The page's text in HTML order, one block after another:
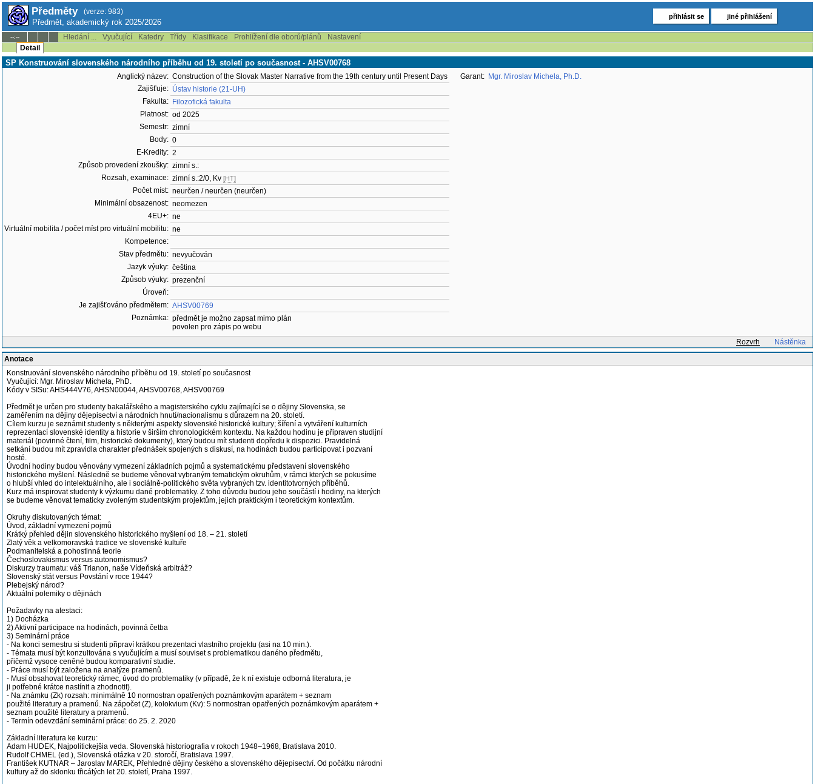
Předměty (verze: 983)
Předmět, akademický rok 2025/2026
přihlásit se jiné přihlášení
--:-- Hledání ... Vyučující Katedry Třídy Klasifikace Prohlížení dle oborů/plánů
Nastavení
Detail
SP Konstruování slovenského národního příběhu od 19. století po současnost - AHSV00768
Anglický název: Construction of the Slovak Master Narrative from the 19th century until Present Days
Zajišťuje: Ústav historie (21-UH)
Fakulta: Filozofická fakulta
Platnost: od 2025
Semestr: zimní
Body: 0
E-Kredity: 2
Způsob provedení zkoušky: zimní s.:
Rozsah, examinace: zimní s.:2/0, Kv [HT]
Počet míst: neurčen / neurčen (neurčen)
Minimální obsazenost: neomezen
4EU+: ne
Virtuální mobilita / počet míst pro virtuální mobilitu: ne
Kompetence:
Stav předmětu: nevyučován
Jazyk výuky: čeština
Způsob výuky: prezenční
Úroveň:
Je zajišťováno předmětem: AHSV00769
Poznámka: předmět je možno zapsat mimo plán
povolen pro zápis po webu
Garant: Mgr. Miroslav Michela, Ph.D.
Rozvrh
Nástěnka
Anotace
Konstruování slovenského národního příběhu od 19. století po současnost
Vyučující: Mgr. Miroslav Michela, PhD.
Kódy v SISu: AHS444V76, AHSN00044, AHSV00768, AHSV00769
Předmět je určen pro studenty bakalářského a magisterského cyklu zajímající se o dějiny Slovenska, se
zaměřením na dějiny dějepisectví a národních hnutí/nacionalismu s důrazem na 20. století.
Cílem kurzu je seznámit studenty s některými aspekty slovenské historické kultury; šíření a vytváření kulturních
reprezentací slovenské identity a historie v širším chronologickém kontextu. Na každou hodinu je připraven studijní
materiál (povinné čtení, film, historické dokumenty), který budou mít studenti dopředu k dispozici. Pravidelná
setkání budou mít zpravidla charakter přednášek spojených s diskusí, na hodinách budou participovat i pozvaní
hosté.
Úvodní hodiny budou věnovány vymezení základních pojmů a systematickému představení slovenského
historického myšlení. Následně se budeme věnovat vybraným tematickým okruhům, v rámci kterých se pokusíme
o hlubší vhled do intelektuálního, ale i sociálně-politického světa vybraných tzv. identitotvorných příběhů.
Kurz má inspirovat studenty k výzkumu dané problematiky. Z toho důvodu budou jeho součástí i hodiny, na kterých
se budeme věnovat tematicky zvoleným studentským projektům, jejich praktickým i teoretickým kontextům.
Okruhy diskutovaných témat:
Úvod, základní vymezení pojmů
Krátký přehled dějin slovenského historického myšlení od 18. – 21. století
Zlatý věk a velkomoravská tradice ve slovenské kultuře
Podmanitelská a pohostinná teorie
Čechoslovakismus versus autonomismus?
Diskurzy traumatu: váš Trianon, naše Vídeňská arbitráž?
Slovenský stát versus Povstání v roce 1944?
Plebejský národ?
Aktuální polemiky o dějinách
Požadavky na atestaci:
1) Docházka
2) Aktivní participace na hodinách, povinná četba
3) Seminární práce
- Na konci semestru si studenti připraví krátkou prezentaci vlastního projektu (asi na 10 min.).
- Témata musí být konzultována s vyučujícím a musí souviset s problematikou daného předmětu,
přičemž vysoce ceněné budou komparativní studie.
- Práce musí být založena na analýze pramenů.
- Musí obsahovat teoretický rámec, úvod do problematiky (v případě, že k ní existuje odborná literatura, je
ji potřebné krátce nastínit a zhodnotit).
- Na známku (Zk) rozsah: minimálně 10 normostran opatřených poznámkovým aparátem + seznam
použité literatury a pramenů. Na zápočet (Z), kolokvium (Kv): 5 normostran opatřených poznámkovým aparátem +
seznam použité literatury a pramenů.
- Termín odevzdání seminární práce: do 25. 2. 2020
Základní literatura ke kurzu:
Adam HUDEK, Najpolitickejšia veda. Slovenská historiografia v rokoch 1948–1968, Bratislava 2010.
Rudolf CHMEL (ed.), Slovenská otázka v 20. storočí, Bratislava 1997.
František KUTNAR – Jaroslav MAREK, Přehledné dějiny českého a slovenského dějepisectví. Od počátku národní
kultury až do sklonku třicátých let 20. století, Praha 1997.